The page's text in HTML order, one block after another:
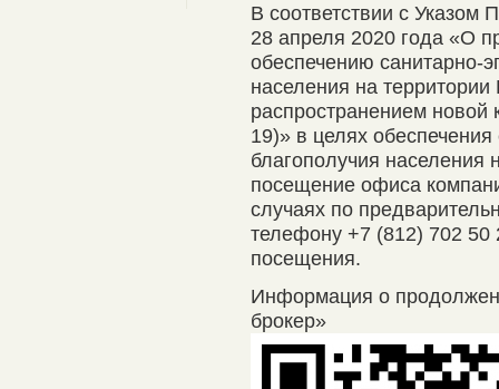
В соответствии с Указом
28 апреля 2020 года «О
обеспечению санитарно-
населения на
распространением новой
19)» в целях
благополучия населения
посещение офиса
случаях по
телефону +7 (812) 702 50
посещения.
Информация о
брокер»